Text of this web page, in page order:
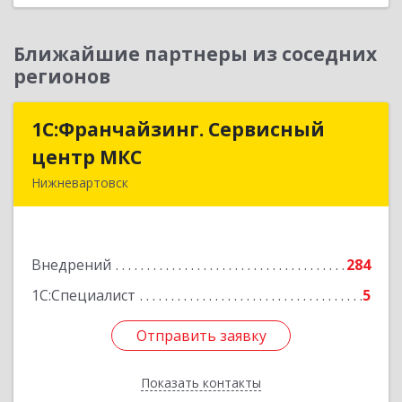
Ближайшие партнеры из соседних
регионов
1С:Франчайзинг. Сервисный
центр МКС
Нижневартовск
Внедрений
284
1С:Специалист
5
Отправить заявку
Показать контакты
1С:Франчайзинг. Сервисный
Подробнее
Отправить заявку
Назад